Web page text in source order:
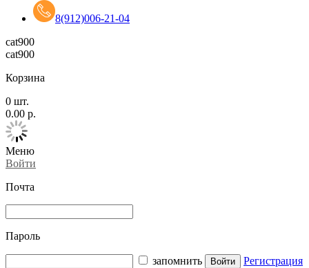
8(912)006-21-04
cat900
cat900
Корзина
0 шт.
0.00 р.
Меню
Войти
Почта
Пароль
запомнить
Регистрация